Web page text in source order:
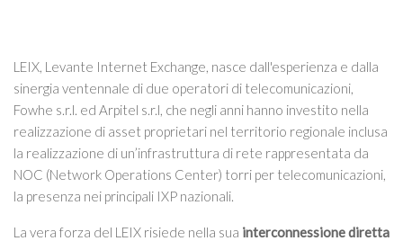
LEIX, Levante Internet Exchange, nasce dall'esperienza e dalla
sinergia ventennale di due operatori di telecomunicazioni,
Fowhe s.r.l. ed Arpitel s.r.l, che negli anni hanno investito nella
realizzazione di asset proprietari nel territorio regionale inclusa
la realizzazione di un’infrastruttura di rete rappresentata da
NOC (Network Operations Center) torri per telecomunicazioni,
la presenza nei principali IXP nazionali.
La vera forza del LEIX risiede nella sua interconnessione diretta